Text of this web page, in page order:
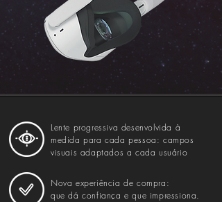
Lente progressiva desenvolvida à
medida para cada pessoa: campos
visuais adaptados a cada usuário
Nova experiência de compra:
que dá confiança e que impressiona.